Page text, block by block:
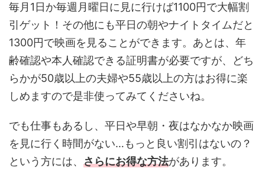
毎月1日か毎週月曜日に見に行けば1100円で大幅割
引ゲット！その他にも平日の朝やナイトタイムだと
1300円で映画を見ることができます。あとは、年
齢確認や本人確認できる証明書が必要ですが、どち
らかが50歳以上の夫婦や55歳以上の方はお得に楽
しめますので是非使ってみてくださいね。
でも仕事もあるし、平日や早朝・夜はなかなか映画
を見に行く時間がない…もっと良い割引はないの？
という方には、 さらにお得な方法があります。